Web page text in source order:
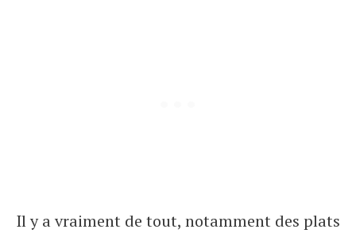
Il y a vraiment de tout, notamment des plats